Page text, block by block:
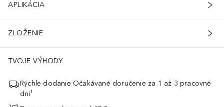
APLIKÁCIA
ZLOŽENIE
TVOJE VÝHODY
Rýchle dodanie Očakávané doručenie za 1 až 3 pracovné
dni¹